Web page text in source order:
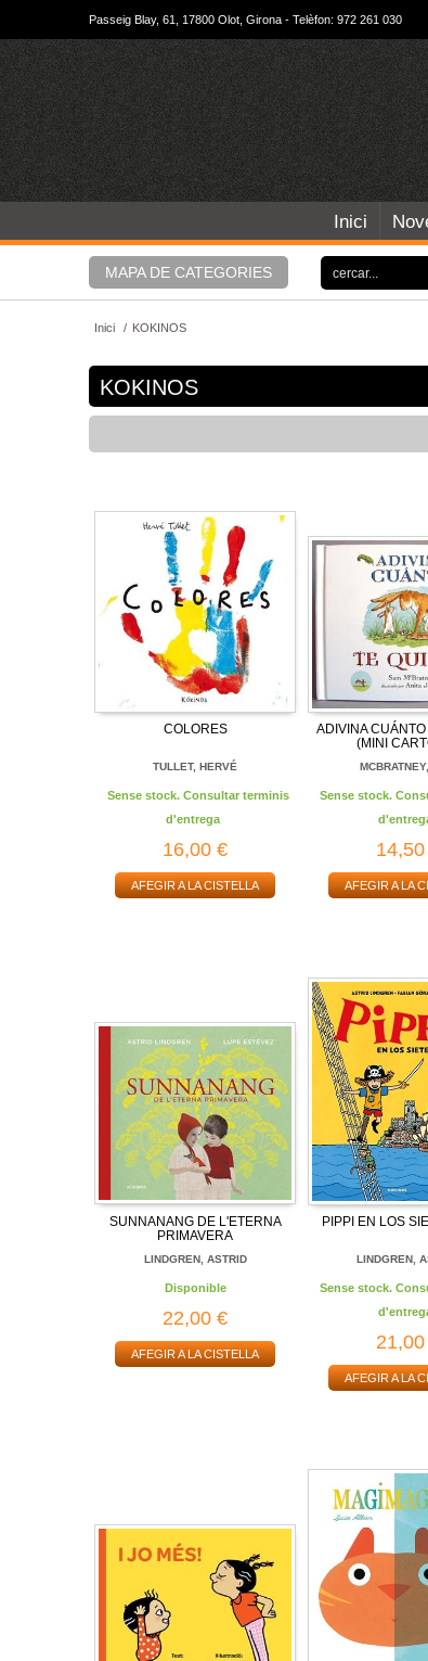
Passeig Blay, 61, 17800 Olot, Girona - Telèfon: 972 261 030
Inici
MAPA DE CATEGORIES
Inici / KOKINOS
KOKINOS
COLORES
TULLET, HERVÉ
Sense stock. Consultar terminis
d'entrega
16,00 €
AFEGIR A LA CISTELLA
ADIVINA
(MINI
Sense stock.
AFEGIR A LA
SUNNANANG DE L'ETERNA
PRIMAVERA
LINDGREN, ASTRID
Disponible
22,00 €
AFEGIR A LA CISTELLA
PIPPI EN LOS
LINDGREN,
Sense stock.
AFEGIR A LA